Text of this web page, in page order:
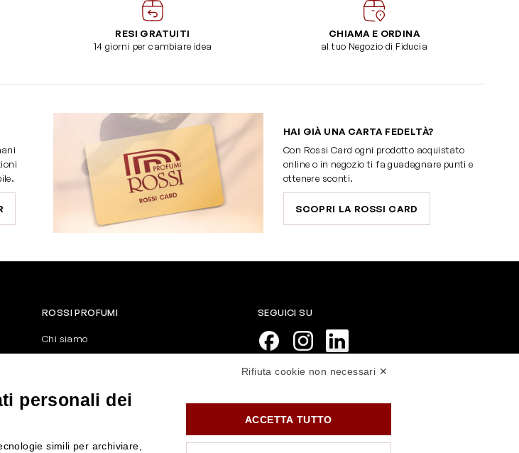
RESI GRATUITI
14 giorni per cambiare idea
CHIAMA E ORDINA
al tuo Negozio di Fiducia
HAI GIÀ UNA CARTA FEDELTÀ?
Con Rossi Card ogni prodotto acquistato
online o in negozio ti fa guadagnare punti e
ottenere sconti.
SCOPRI LA ROSSI CARD
SEGUICI SU
ROSSI PROFUMI
Chi siamo
Contattaci
Attiva la Rossi Card
Lavora con noi
Rifiuta cookie non necessari ✕
personali dei
simili per archiviare,
ACCETTA TUTTO